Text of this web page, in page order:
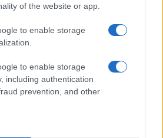
of the website or app.
to enable storage
to enable storage
including authentication
prevention, and other